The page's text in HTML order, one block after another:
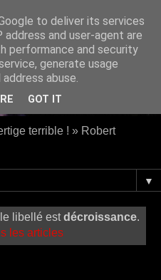
terrible ! » Robert
▼
libellé estdécroissance.
les articles
to deliver its services
and user-agent are
performance and security
generate usage
abuse.
GOT IT